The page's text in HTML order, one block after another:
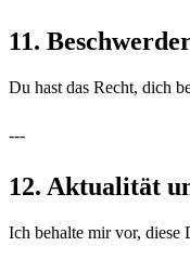
11.
Du hast das Recht, dich
---
12. Aktualität
Ich behalte mir vor, diese